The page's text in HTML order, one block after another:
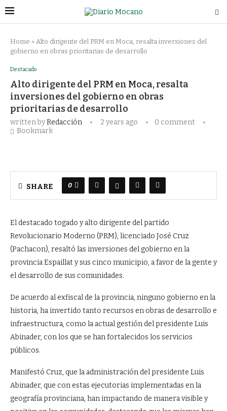
Home » Alto dirigente del PRM en Moca, resalta inversiones del
gobierno en obras prioritarias de desarrollo
Destacado
Alto dirigente del PRM en Moca, resalta
inversiones del gobierno en obras
prioritarias de desarrollo
written byRedacción 2 years ago
0 comment
Bookmark
SHARE 0
El destacado togado y alto dirigente del partido
Revolucionario Moderno (PRM), licenciado José Cruz
(Pachacon), resaltó las inversiones del gobierno en la
provincia Espaillat y sus cinco municipio, a favor de la gente y
el desarrollo de sus comunidades.
De acuerdo al exfiscal de la provincia, ninguno gobierno en la
historia, ha invertido tanto recursos en obras de desarrollo e
infraestructura, como la actual gestión del presidente Luis
Abinader, con los que se han fortalecidos los servicios
públicos.
Manifestó Cruz, que la administración del presidente Luis
Abinader, que con estas ejecutorias implementadas en la
geografía provinciana, han impactando de manera visible y